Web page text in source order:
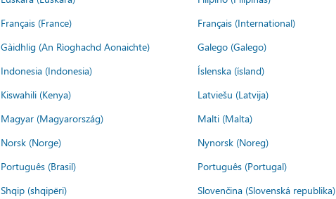
Français (France) Français (International)
Gàidhlig (An Rìoghachd Aonaichte) Galego (Galego)
Indonesia (Indonesia) Íslenska (ísland)
Kiswahili (Kenya) Latviešu (Latvija)
Magyar (Magyarország) Malti (Malta)
Norsk (Norge) Nynorsk (Noreg)
Português (Brasil) Português (Portugal)
Shqip (shqipëri) Slovenčina (Slovenská republika)